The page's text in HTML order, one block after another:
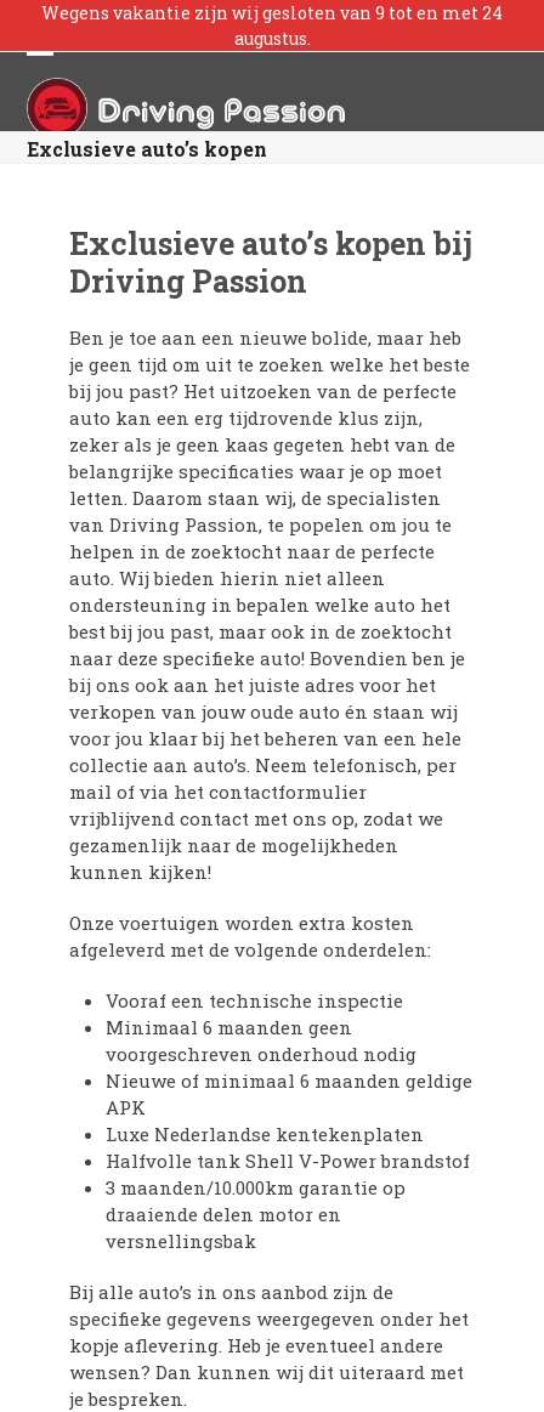
Wegens vakantie zijn wij gesloten van 9 tot en met 24
augustus.
Open
mobile
menu
Close
mobile
menu
Exclusieve auto’s kopen
Exclusieve auto’s kopen bij
Driving Passion
Ben je toe aan een nieuwe bolide, maar heb
je geen tijd om uit te zoeken welke het beste
bij jou past? Het uitzoeken van de perfecte
auto kan een erg tijdrovende klus zijn,
zeker als je geen kaas gegeten hebt van de
belangrijke specificaties waar je op moet
letten. Daarom staan wij, de specialisten
van Driving Passion, te popelen om jou te
helpen in de zoektocht naar de perfecte
auto. Wij bieden hierin niet alleen
ondersteuning in bepalen welke auto het
best bij jou past, maar ook in de zoektocht
naar deze specifieke auto! Bovendien ben je
bij ons ook aan het juiste adres voor het
verkopen van jouw oude auto én staan wij
voor jou klaar bij het beheren van een hele
collectie aan auto’s. Neem telefonisch, per
mail of via het contactformulier
vrijblijvend contact met ons op, zodat we
gezamenlijk naar de mogelijkheden
kunnen kijken!
Onze voertuigen worden extra kosten
afgeleverd met de volgende onderdelen:
Vooraf een technische inspectie
Minimaal 6 maanden geen
voorgeschreven onderhoud nodig
Nieuwe of minimaal 6 maanden geldige
APK
Luxe Nederlandse kentekenplaten
Halfvolle tank Shell V-Power brandstof
3 maanden/10.000km garantie op
draaiende delen motor en
versnellingsbak
Bij alle auto’s in ons aanbod zijn de
specifieke gegevens weergegeven onder het
kopje aflevering. Heb je eventueel andere
wensen? Dan kunnen wij dit uiteraard met
je bespreken.